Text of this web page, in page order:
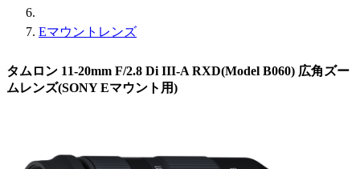
Eマウントレンズ
タムロン 11-20mm F/2.8 Di III-A RXD(Model B060) 広角ズー
ムレンズ(SONY Eマウント用)